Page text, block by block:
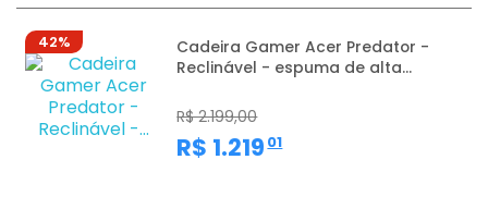
42%
Cadeira Gamer Acer Predator -
Reclinável - espuma de alta...
R$ 2.199,00
R$ 1.219 ,01